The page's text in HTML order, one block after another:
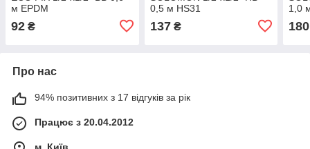
м EPDM
92 ₴
0,5 м HS31
137₴
1,0
180
Про нас
94% позитивних з 17 відгуків за рік
Працює з 20.04.2012